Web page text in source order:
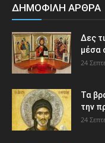
ΔΗΜΟΦΙΛΗ ΑΡΘΡΑ
Δες
μέσα
24
Τα
την
24